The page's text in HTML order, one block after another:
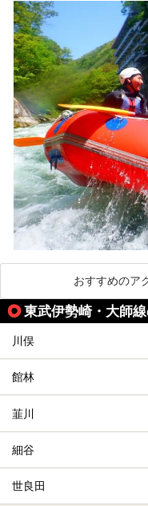
おすすめのア
東武伊勢崎・大師
川俣
館林
韮川
細谷
世良田